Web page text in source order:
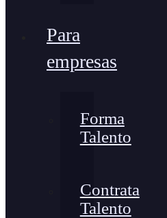
Para
empresas
Forma
Talento
Contrata
Talento